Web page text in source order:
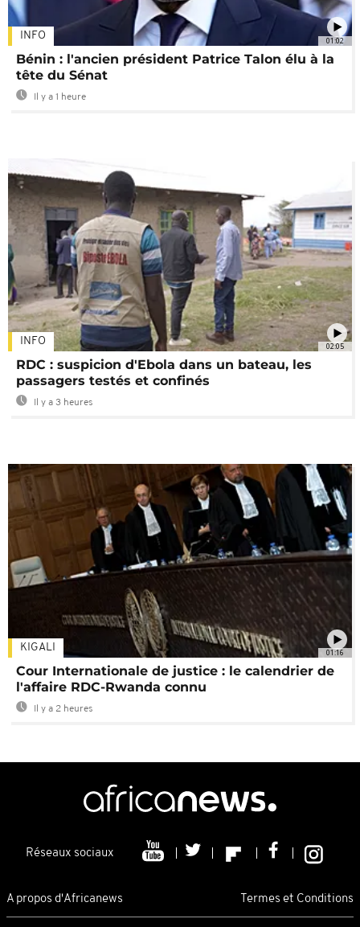
01:02
INFO
Bénin : l'ancien président Patrice Talon élu à la
tête du Sénat
Il y a 1 heure
02:05
INFO
RDC : suspicion d'Ebola dans un bateau, les
passagers testés et confinés
Il y a 3 heures
01:16
KIGALI
Cour Internationale de justice : le calendrier de
l'affaire RDC-Rwanda connu
Il y a 2 heures
Réseaux sociaux
A propos d'Africanews Termes et Conditions